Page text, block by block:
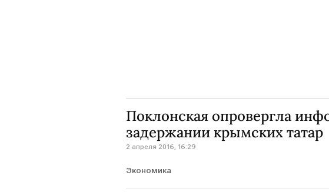
Поклонская опровергла
задержании крымских татар
2 апреля 2016, 16:29
Экономика